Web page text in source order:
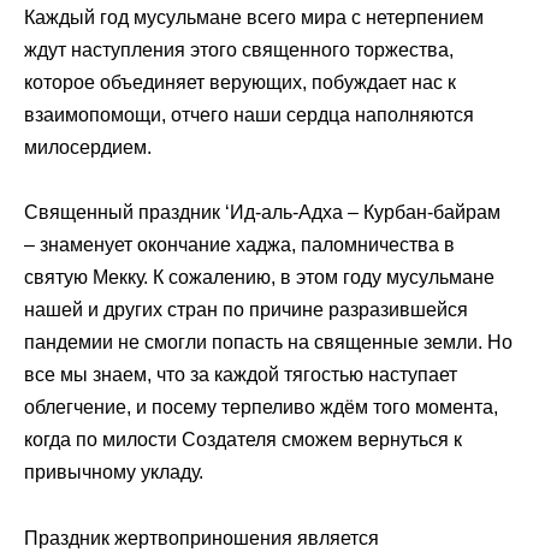
Каждый год мусульмане всего мира с нетерпением
ждут наступления этого священного торжества,
которое объединяет верующих, побуждает нас к
взаимопомощи, отчего наши сердца наполняются
милосердием.
Священный праздник ‘Ид-аль-Адха – Курбан-байрам
– знаменует окончание хаджа, паломничества в
святую Мекку. К сожалению, в этом году мусульмане
нашей и других стран по причине разразившейся
пандемии не смогли попасть на священные земли. Но
все мы знаем, что за каждой тягостью наступает
облегчение, и посему терпеливо ждём того момента,
когда по милости Создателя сможем вернуться к
привычному укладу.
Праздник жертвоприношения является